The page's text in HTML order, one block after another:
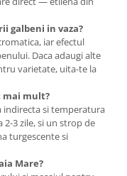
galbeni in vaza?
iar efectul
Daca adaugi alte
varietate, uita-te la
mai mult?
indirecta si temperatura
2-3 zile, si un strop de
turgescente si
Mare?